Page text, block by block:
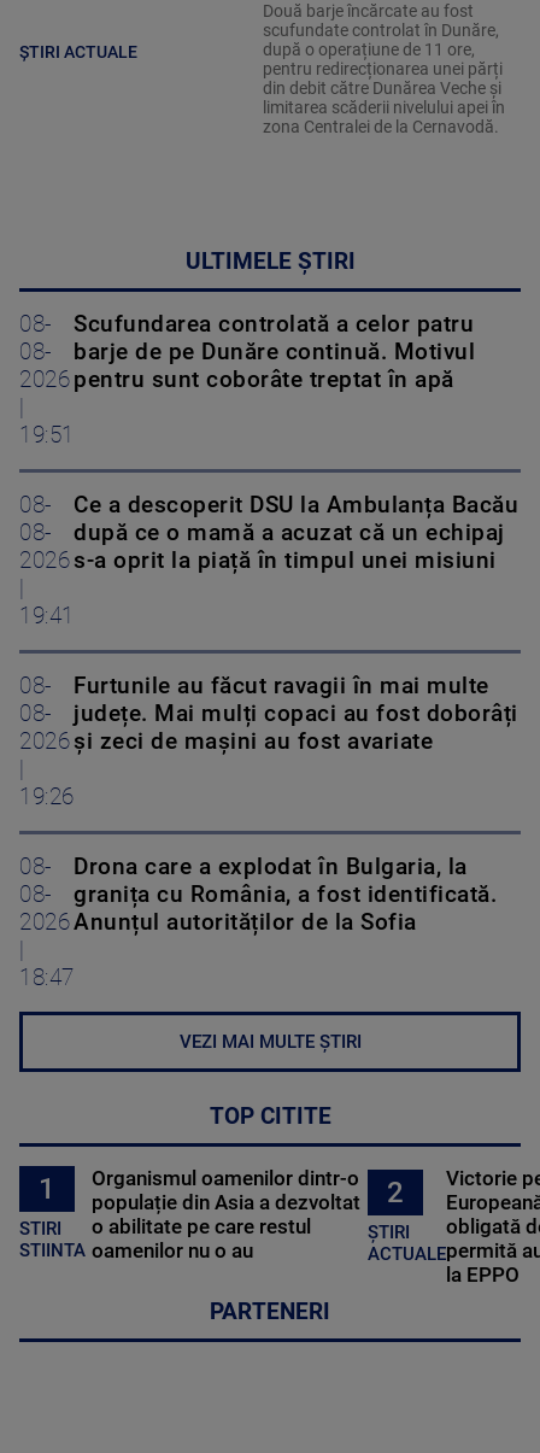
ȘTIRI ACTUALE
Două barje încărcate au fost
scufundate controlat în Dunăre,
după o operațiune de 11 ore,
pentru redirecționarea unei părți
din debit către Dunărea Veche și
limitarea scăderii nivelului apei în
zona Centralei de la Cernavodă.
ULTIMELE ȘTIRI
08-
08-
2026
19:51
Scufundarea controlată a celor patru
barje de pe Dunăre continuă. Motivul
pentru sunt coborâte treptat în apă
08-
08-
2026
19:41
Ce a descoperit DSU la Ambulanța Bacău
după ce o mamă a acuzat că un echipaj
s-a oprit la piață în timpul unei misiuni
08-
08-
2026
19:26
Furtunile au făcut ravagii în mai multe
județe. Mai mulți copaci au fost doborâți
și zeci de mașini au fost avariate
08-
08-
2026
18:47
Drona care a explodat în Bulgaria, la
granița cu România, a fost identificată.
Anunțul autorităților de la Sofia
VEZI MAI MULTE ȘTIRI
TOP CITITE
1
STIRI
STIINTA
Organismul oamenilor dintr-o
populație din Asia a dezvoltat
o abilitate pe care restul
oamenilor nu o au
2
ȘTIRI
ACTUALE
Victorie
obligată
permită
la EPPO
PARTENERI